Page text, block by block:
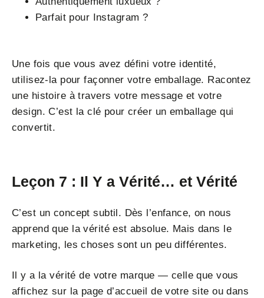
Parfait pour Instagram ?
Une fois que vous avez défini votre identité,
utilisez-la pour façonner votre emballage. Racontez
une histoire à travers votre message et votre
design. C’est la clé pour créer un emballage qui
convertit.
Leçon 7 : Il Y a Vérité… et Vérité
C’est un concept subtil. Dès l’enfance, on nous
apprend que la vérité est absolue. Mais dans le
marketing, les choses sont un peu différentes.
Il y a la vérité de votre marque — celle que vous
affichez sur la page d’accueil de votre site ou dans